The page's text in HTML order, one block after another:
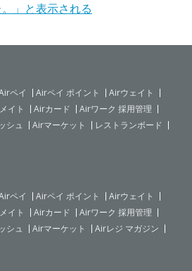
」と表示される
ペイ Airペイ ポイント
Airウェイト
イト Airカード
Airワーク 採用管理
シュ Airマーケット
レストランボード
ペイ Airペイ ポイント
Airウェイト
イト Airカード
Airワーク 採用管理
シュ Airマーケット
Airレジ マガジン